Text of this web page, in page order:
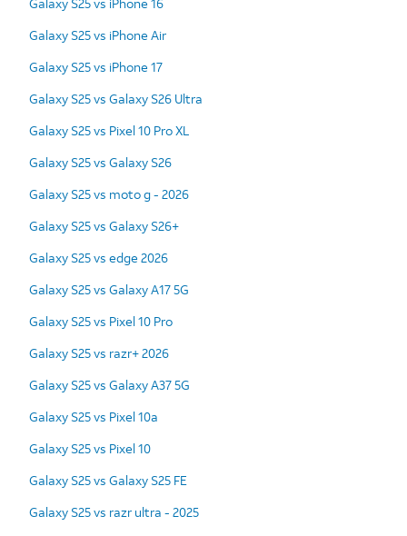
Galaxy S25 vs iPhone Air
Galaxy S25 vs iPhone 17
Galaxy S25 vs Galaxy S26 Ultra
Galaxy S25 vs Pixel 10 Pro XL
Galaxy S25 vs Galaxy S26
Galaxy S25 vs moto g - 2026
Galaxy S25 vs Galaxy S26+
Galaxy S25 vs edge 2026
Galaxy S25 vs Galaxy A17 5G
Galaxy S25 vs Pixel 10 Pro
Galaxy S25 vs razr+ 2026
Galaxy S25 vs Galaxy A37 5G
Galaxy S25 vs Pixel 10a
Galaxy S25 vs Pixel 10
Galaxy S25 vs Galaxy S25 FE
Galaxy S25 vs razr ultra - 2025